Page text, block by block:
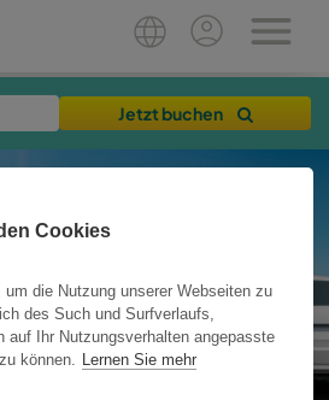
Jetzt buchen
Cookies
die Nutzung unserer Webseiten zu
des Such und Surfverlaufs,
auf Ihr Nutzungsverhalten angepasste
können.
Lernen Sie mehr